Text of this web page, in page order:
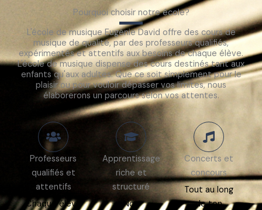
Pourquoi choisir notre école?
L'école de musique Eugénie David offre des cours de
musique de qualité, par des professeurs qualifiés,
expérimentés et attentifs aux besoins de chaque élève.
L'école de musique dispense des cours destinés tant aux
enfants qu'aux adultes. Que ce soit simplement pour le
plaisir ou pour vouloir dépasser vos limites, nous
élaborerons un parcours selon vos attentes.
Professeurs
qualifiés et
attentifs
Chaque élève
Apprentissage
riche et
structuré
Nos
Concerts et
concours
Tout au long
de ton